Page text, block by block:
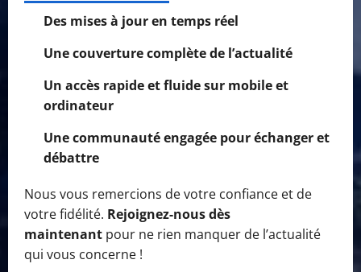
Des mises à jour en temps réel
Une couverture complète de l’actualité
Un accès rapide et fluide sur mobile et
ordinateur
Une communauté engagée pour échanger et
débattre
Nous vous remercions de votre confiance et de
votre fidélité. Rejoignez-nous dès
maintenant pour ne rien manquer de l’actualité
qui vous concerne !